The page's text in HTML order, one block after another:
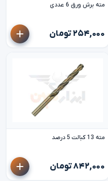
مته برش ورق 6 عددی
۲۵۴,۰۰۰ تومان
مته 13 کبالت 5 درصد
۸۴۲,۰۰۰ تومان